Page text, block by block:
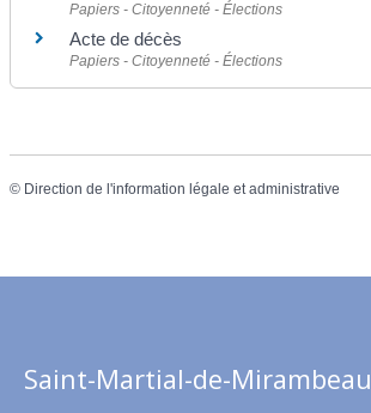
Papiers - Citoyenneté - Élections
Acte de décès
Papiers - Citoyenneté - Élections
© Direction de l'information légale et administrative
Saint-Martial-de-Mirambeau